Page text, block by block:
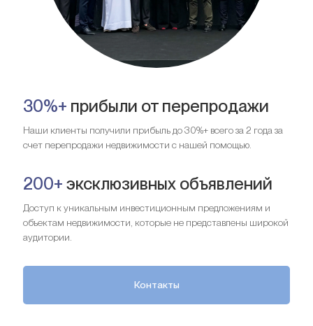
30%+ прибыли от перепродажи
Наши клиенты получили прибыль до 30%+ всего за 2 года за
счет перепродажи недвижимости с нашей помощью.
200+ эксклюзивных объявлений
Доступ к уникальным инвестиционным предложениям и
объектам недвижимости, которые не представлены широкой
аудитории.
Контакты